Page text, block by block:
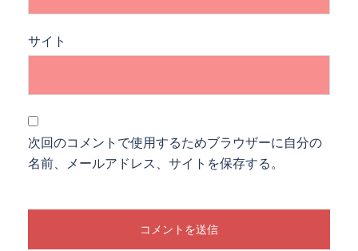
サイト
次回のコメントで使用するためブラウザーに自分の
名前、メールアドレス、サイトを保存する。